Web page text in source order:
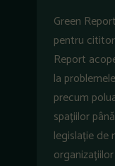
Green
pentru
Report
la
precum
spațiilor
legislație de